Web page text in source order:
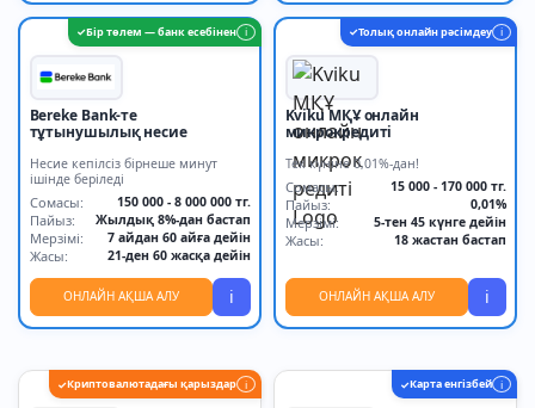
✓Бір төлем — банк есебінен i
Bereke Bank-те
тұтынушылық несие
Несие кепілсіз бірнеше минут
ішінде беріледі
Сомасы: 150 000 - 8 000 000 тг.
Пайыз: Жылдық 8%-дан бастап
Мерзімі: 7 айдан 60 айға дейін
Жасы: 21-ден 60 жасқа дейін
ОНЛАЙН АҚША АЛУ i
✓Толық онлайн рәсімдеу i
Kviku МҚҰ онлайн
микрокредиті
Тек күніне 0,01%-дан!
Сомасы: 15 000 - 170 000 тг.
Пайыз: 0,01%
Мерзімі: 5-тен 45 күнге дейін
Жасы: 18 жастан бастап
ОНЛАЙН АҚША АЛУ i
✓Криптовалютадағы қарыздар i ✓Карта енгізбей i